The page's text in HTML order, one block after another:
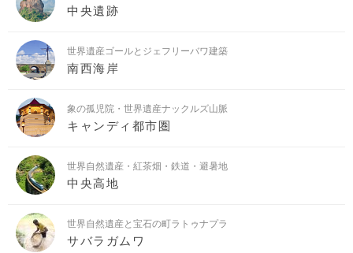
中央遺跡
世界遺産ゴールとジェフリーバワ建築
南西海岸
象の孤児院・世界遺産ナックルズ山脈
キャンディ都市圏
世界自然遺産・紅茶畑・鉄道・避暑地
中央高地
世界自然遺産と宝石の町ラトゥナプラ
サバラガムワ